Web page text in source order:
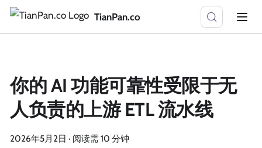
TianPan.co
你的 AI 功能可靠性受限于无
人负责的上游 ETL 流水线
2026年5月2日 · 阅读需 10 分钟